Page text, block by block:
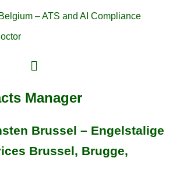
Manager
Brussel – Engelstalige
Brussel, Brugge,